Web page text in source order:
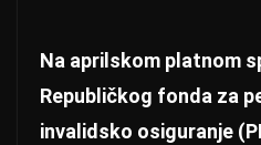
Na aprilskom platnom
Republičkog fonda za
invalidsko osiguranje